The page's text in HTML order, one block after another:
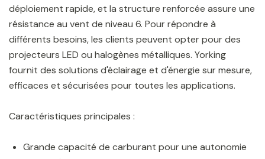
déploiement rapide, et la structure renforcée assure une
résistance au vent de niveau 6. Pour répondre à
différents besoins, les clients peuvent opter pour des
projecteurs LED ou halogènes métalliques. Yorking
fournit des solutions d'éclairage et d'énergie sur mesure,
efficaces et sécurisées pour toutes les applications.
Caractéristiques principales :
Grande capacité de carburant pour une autonomie